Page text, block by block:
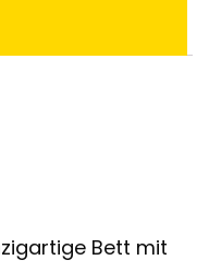
Bett mit